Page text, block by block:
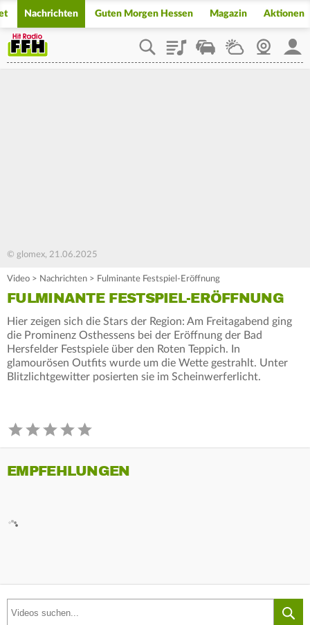
Nachrichten Guten Morgen Hessen Magazin Aktionen
PlaylistStaupilotWetterWebcam
© glomex, 21.06.2025
Video > Nachrichten > Fulminante Festspiel-Eröffnung
FULMINANTE FESTSPIEL-ERÖFFNUNG
Hier zeigen sich die Stars der Region: Am Freitagabend ging
die Prominenz Osthessens bei der Eröffnung der Bad
Hersfelder Festspiele über den Roten Teppich. In
glamourösen Outfits wurde um die Wette gestrahlt. Unter
Blitzlichtgewitter posierten sie im Scheinwerferlicht.
EMPFEHLUNGEN